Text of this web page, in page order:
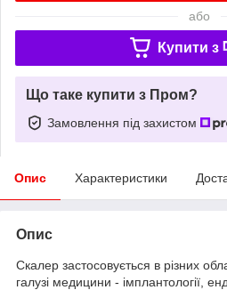
або
Купити з
Що таке купити з Пром?
Замовлення під захистом
Опис Характеристики
Опис
Скалер застосовується в різних
галузі медицини - імплантології,